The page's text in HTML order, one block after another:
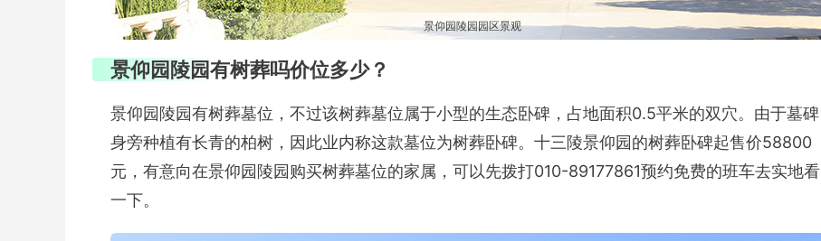
景仰园陵园园区景观
景仰园陵园有树葬吗价位多少？
景仰园陵园有树葬墓位，不过该树葬墓位属于小型的生态卧碑，占地面积0.5平米的双穴。由于墓碑
身旁种植有长青的柏树，因此业内称这款墓位为树葬卧碑。十三陵景仰园的树葬卧碑起售价58800
元，有意向在景仰园陵园购买树葬墓位的家属，可以先拨打010-89177861预约免费的班车去实地看
一下。